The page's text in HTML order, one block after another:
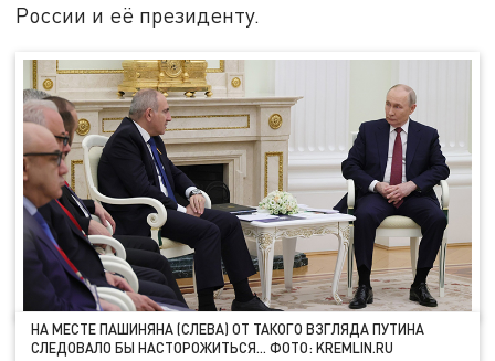
России и её президенту.
НА МЕСТЕ ПАШИНЯНА (СЛЕВА) ОТ ТАКОГО ВЗГЛЯДА ПУТИНА
СЛЕДОВАЛО БЫ НАСТОРОЖИТЬСЯ… ФОТО: KREMLIN.RU